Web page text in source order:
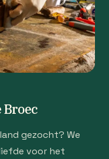
gezocht? We
voor het